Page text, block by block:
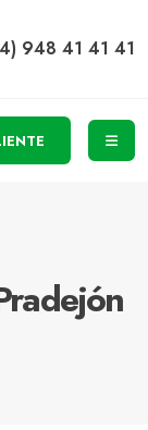
948 41 41 41